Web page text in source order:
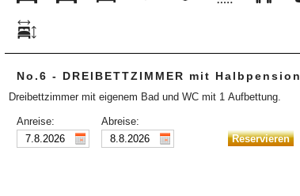
No.6 - DREIBETTZIMMER mit Halbpension
Dreibettzimmer mit eigenem Bad und WC mit 1 Aufbettung.
Anreise: Abreise: